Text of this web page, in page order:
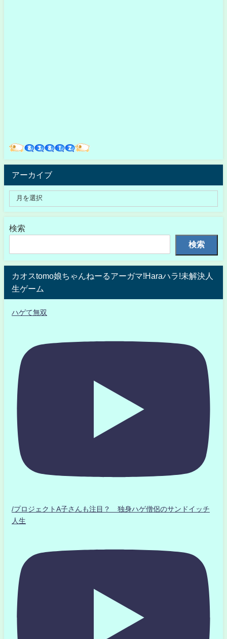
アーカイブ
検索
検索
カオスtomo娘ちゃんねーるアーガマ!Haraハラ!未解決人
生ゲーム
ハゲて無双
/プロジェクトA子さんも注目？ 独身ハゲ僧侶のサンドイッチ
人生